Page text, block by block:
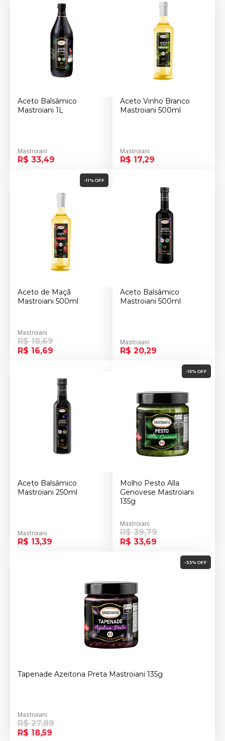
Aceto Balsâmico
Mastroiani 1L
Mastroiani
R$ 33,49
Aceto Vinho Branco
Mastroiani 500ml
Mastroiani
R$ 17,29
-11% OFF
Aceto de Maçã
Mastroiani 500ml
Mastroiani
R$ 18,69
R$ 16,69
Aceto Balsâmico
Mastroiani 500ml
Mastroiani
R$ 20,29
Aceto Balsâmico
Mastroiani 250ml
Mastroiani
R$ 13,39
-15% OFF
Molho Pesto Alla
Genovese Mastroiani
135g
Mastroiani
R$ 39,79
R$ 33,69
-33% OFF
Tapenade Azeitona Preta Mastroiani 135g
Mastroiani
R$ 27,89
R$ 18,59